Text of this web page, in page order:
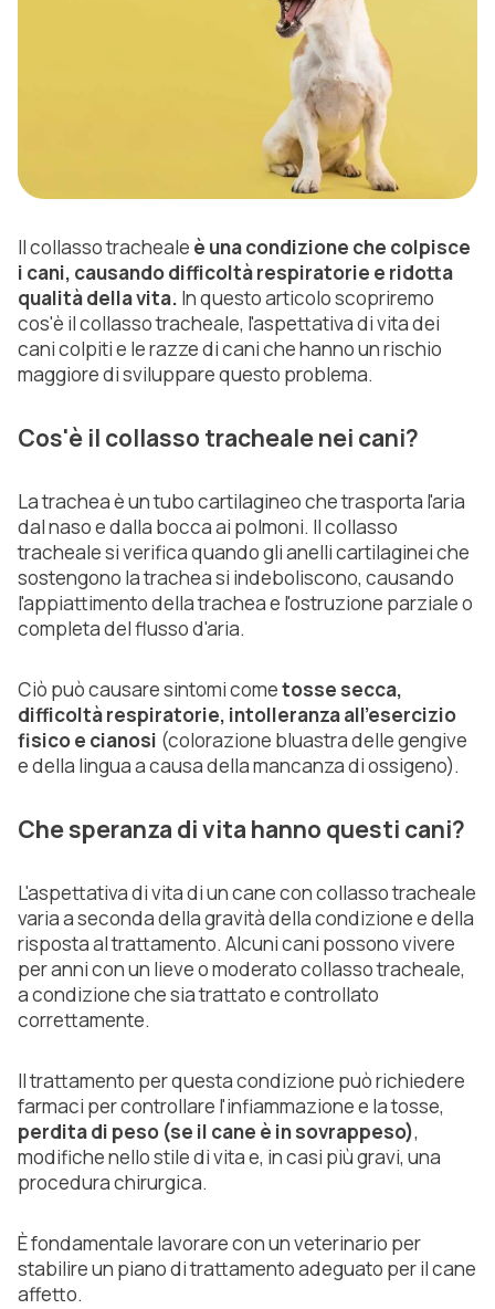
Il collasso tracheale è una condizione che colpisce
i cani, causando difficoltà respiratorie e ridotta
qualità della vita. In questo articolo scopriremo
cos'è il collasso tracheale, l'aspettativa di vita dei
cani colpiti e le razze di cani che hanno un rischio
maggiore di sviluppare questo problema.
Cos'è il collasso tracheale nei cani?
La trachea è un tubo cartilagineo che trasporta l'aria
dal naso e dalla bocca ai polmoni. Il collasso
tracheale si verifica quando gli anelli cartilaginei che
sostengono la trachea si indeboliscono, causando
l'appiattimento della trachea e l'ostruzione parziale o
completa del flusso d'aria.
Ciò può causare sintomi cometosse secca,
difficoltà respiratorie, intolleranza all'esercizio
fisico e cianosi (colorazione bluastra delle gengive
e della lingua a causa della mancanza di ossigeno).
Che speranza di vita hanno questi cani?
L'aspettativa di vita di un cane con collasso tracheale
varia a seconda della gravità della condizione e della
risposta al trattamento. Alcuni cani possono vivere
per anni con un lieve o moderato collasso tracheale,
a condizione che sia trattato e controllato
correttamente.
Il trattamento per questa condizione può richiedere
farmaci per controllare l'infiammazione e la tosse,
perdita di peso (se il cane è in sovrappeso),
modifiche nello stile di vita e, in casi più gravi, una
procedura chirurgica.
È fondamentale lavorare con un veterinario per
stabilire un piano di trattamento adeguato per il cane
affetto.